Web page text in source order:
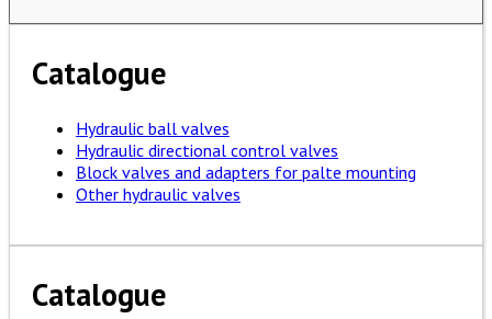
Catalogue
Hydraulic ball valves
Hydraulic directional control valves
Block valves and adapters for palte mounting
Other hydraulic valves
Catalogue